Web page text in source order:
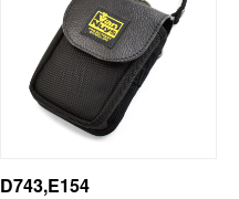
D743,E154